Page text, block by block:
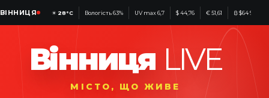
ВІННИЦЯ ☀ 28°C Вологість 63% UV max 6,7 $ 44,76 € 51,61 ₿ $64 947
Вінниця LIVE
МІСТО, ЩО ЖИВЕ